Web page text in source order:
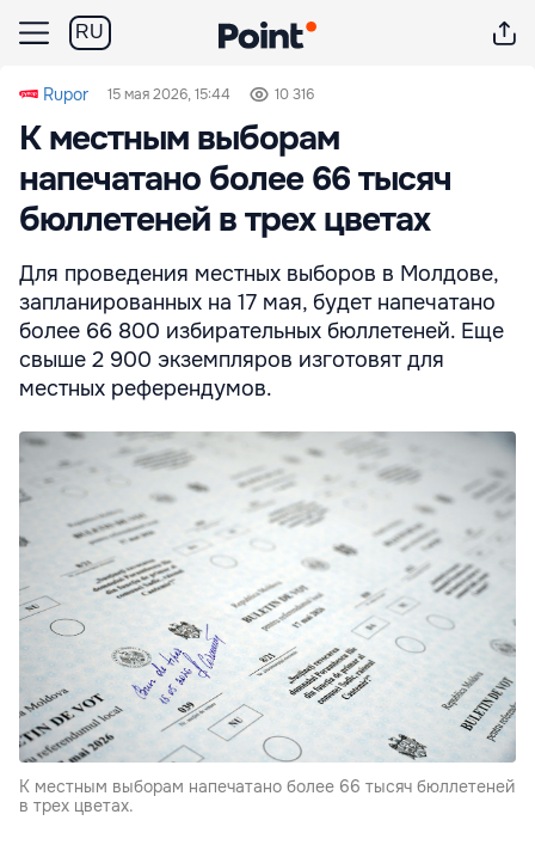
RU
Rupor 15 мая 2026, 15:44 10 316
К местным выборам
напечатано более 66 тысяч
бюллетеней в трех цветах
Для проведения местных выборов в Молдове,
запланированных на 17 мая, будет напечатано
более 66 800 избирательных бюллетеней. Еще
свыше 2 900 экземпляров изготовят для
местных референдумов.
К местным выборам напечатано более 66 тысяч бюллетеней
в трех цветах.